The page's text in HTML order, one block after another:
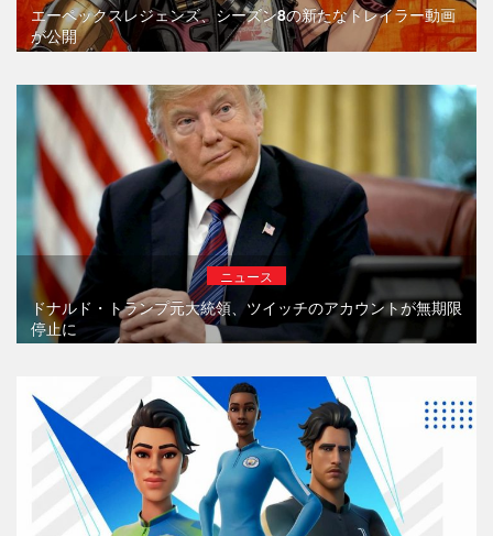
エーペックスレジェンズ、シーズン8の新たなトレイラー動画
が公開
ニュース
ドナルド・トランプ元大統領、ツイッチのアカウントが無期限
停止に